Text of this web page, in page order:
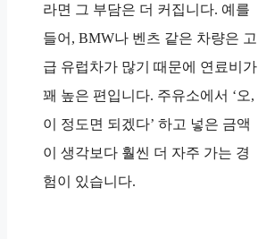
라면 그 부담은 더 커집니다. 예를
들어, BMW나 벤츠 같은 차량은 고
급 유럽차가 많기 때문에 연료비가
꽤 높은 편입니다. 주유소에서 ‘오,
이 정도면 되겠다’ 하고 넣은 금액
이 생각보다 훨씬 더 자주 가는 경
험이 있습니다.